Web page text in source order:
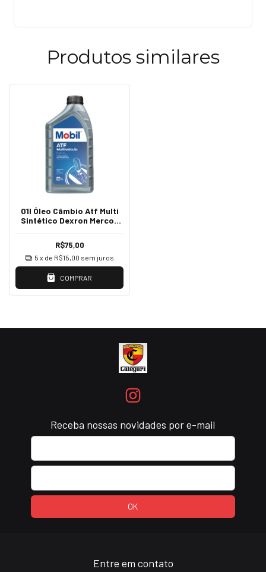
Produtos similares
01l Óleo Câmbio Atf Multi
Sintético Dexron Mercon
R$75,00
5 x de R$15,00 sem juros
COMPRAR
Receba nossas novidades por e-mail
Entre em contato